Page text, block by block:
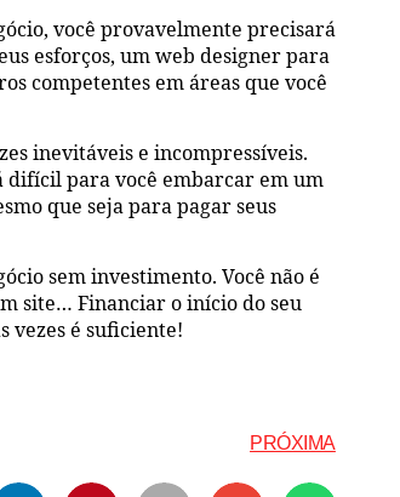
você provavelmente precisará
esforços, um web designer para
competentes em áreas que você
inevitáveis e incompressíveis.
difícil para você embarcar em um
que seja para pagar seus
sem investimento. Você não é
site… Financiar o início do seu
vezes é suficiente!
PRÓXIMA